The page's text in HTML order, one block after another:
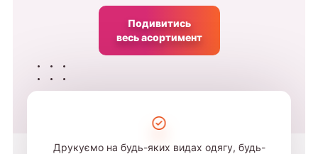
Подивитись
весь асортимент
Друкуємо на будь-яких видах одягу, будь-